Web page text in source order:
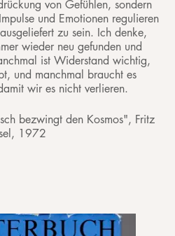
von Gefühlen, sondern
und Emotionen regulieren
zu sein. Ich denke,
wieder neu gefunden und
ist Widerstand wichtig,
und manchmal braucht es
wir es nicht verlieren.
bezwingt den Kosmos", Fritz
1972